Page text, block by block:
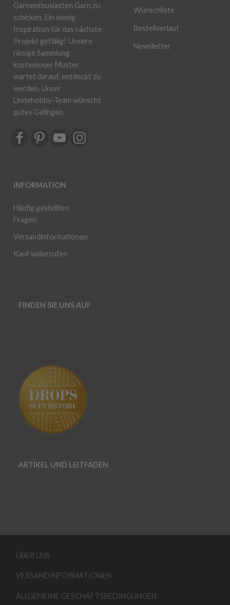
Garnenthusiasten Garn zu
schicken. Ein wenig
Inspiration für das nächste
Projekt gefällig? Unsere
riesige Sammlung
kostenloser Muster
wartet darauf, entdeckt zu
werden. Unser
Lindehobby-Team wünscht
gutes Gelingen.
INFORMATION
Häufig gestellten
Fragen
Versandinformationen
Kauf widerrufen
Wunschliste
Bestellverlauf
Newsletter
FINDEN SIE UNS AUF
ARTIKEL UND LEITFADEN
ÜBER UNS
VERSANDINFORMATIONEN
ALLGEMEINE GESCHÄFTSBEDINGUNGEN